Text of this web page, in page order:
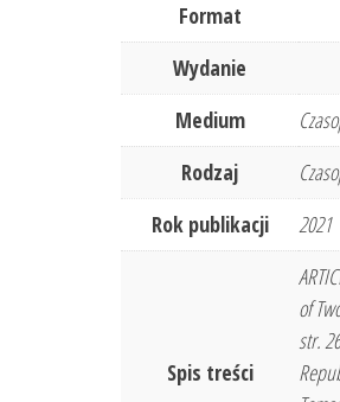
Format
Wydanie
Medium
Rodzaj
Rok publikacji
2021
Spis treści
of
str.